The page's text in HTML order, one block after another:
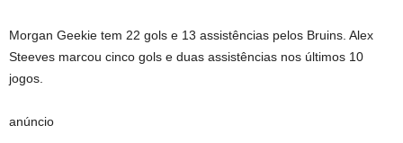
Morgan Geekie tem 22 gols e 13 assistências pelos Bruins. Alex
Steeves marcou cinco gols e duas assistências nos últimos 10
jogos.
anúncio